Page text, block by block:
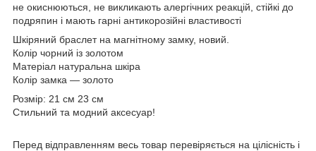
не окиснюються, не викликають алергічних реакцій, стійкі до
подряпин і мають гарні антикорозійні властивості
Шкіряний браслет на магнітному замку, новий.
Колір чорний із золотом
Матеріал натуральна шкіра
Колір замка — золото
Розмір: 21 см 23 см
Стильний та модний аксесуар!
Перед відправленням весь товар перевіряється на цілісність і